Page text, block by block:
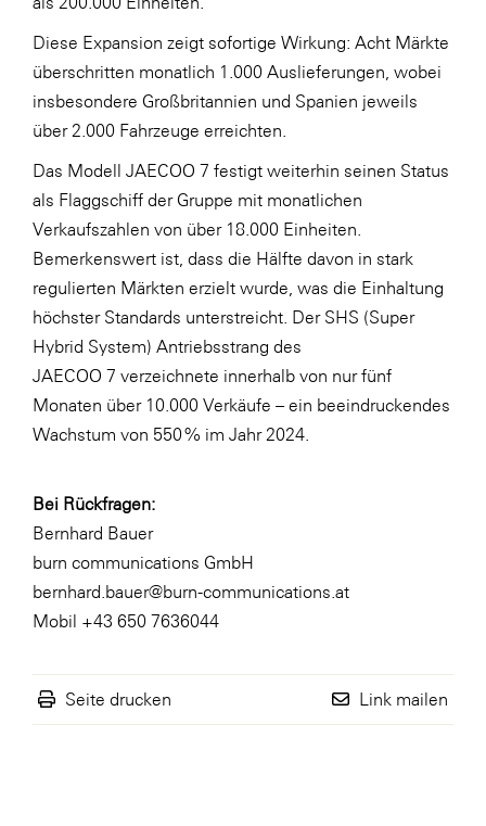
Diese Expansion zeigt sofortige Wirkung: Acht Märkte
überschritten monatlich 1.000 Auslieferungen, wobei
insbesondere Großbritannien und Spanien jeweils
über 2.000 Fahrzeuge erreichten.
Das Modell JAECOO 7 festigt weiterhin seinen Status
als Flaggschiff der Gruppe mit monatlichen
Verkaufszahlen von über 18.000 Einheiten.
Bemerkenswert ist, dass die Hälfte davon in stark
regulierten Märkten erzielt wurde, was die Einhaltung
höchster Standards unterstreicht. Der SHS (Super
Hybrid System) Antriebsstrang des
JAECOO 7 verzeichnete innerhalb von nur fünf
Monaten über 10.000 Verkäufe – ein beeindruckendes
Wachstum von 550 % im Jahr 2024.
Bei Rückfragen:
Bernhard Bauer
burn communications GmbH
bernhard.bauer@burn-communications.at
Mobil +43 650 7636044
Seite drucken Link mailen